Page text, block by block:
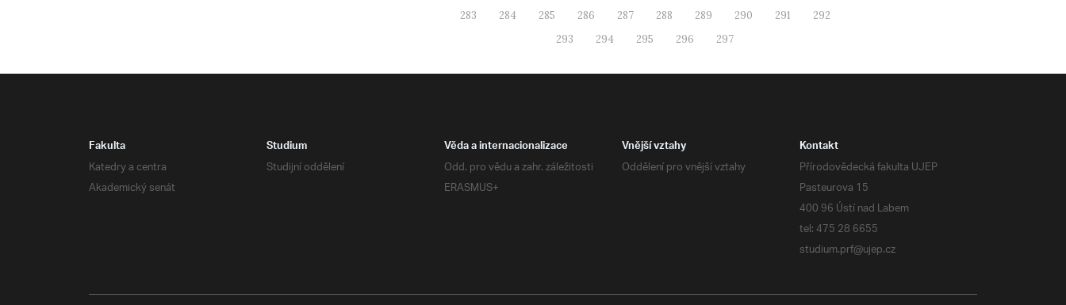
283
284 285 286 287 288 289 290 291
292
293
294 295 296 297
Fakulta
Katedry a centra
Akademický senát
Studium
Studijní oddělení
Věda a internacionalizace
Odd. pro vědu a zahr. záležitosti
ERASMUS+
Vnější vztahy
Oddělení pro vnější vztahy
Kontakt
Přírodovědecká fakulta UJEP
Pasteurova 15
400 96 Ústí nad Labem
tel: 475 28 6655
studium.prf@ujep.cz